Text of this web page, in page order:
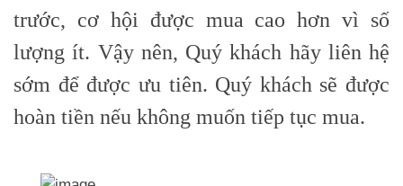
trước, cơ hội được mua cao hơn vì số
lượng ít. Vậy nên, Quý khách hãy liên hệ
sớm để được ưu tiên. Quý khách sẽ được
hoàn tiền nếu không muốn tiếp tục mua.